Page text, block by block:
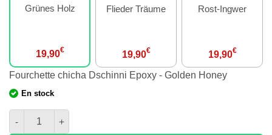
Grünes Holz
19,90€
Flieder Träume
19,90€
Rost-Ingwer
19,90€
Fourchette chicha Dschinni Epoxy - Golden Honey
En stock
Menge der Gabel shisha Dschinni Epoxy